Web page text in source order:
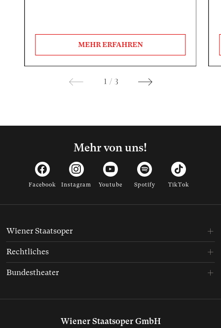
MEHR ERFAHREN
1 / 3
Mehr von uns!
Facebook Instagram Youtube Spotify TikTok
Wiener Staatsoper GmbH
Wiener Staatsoper
Rechtliches
Bundestheater